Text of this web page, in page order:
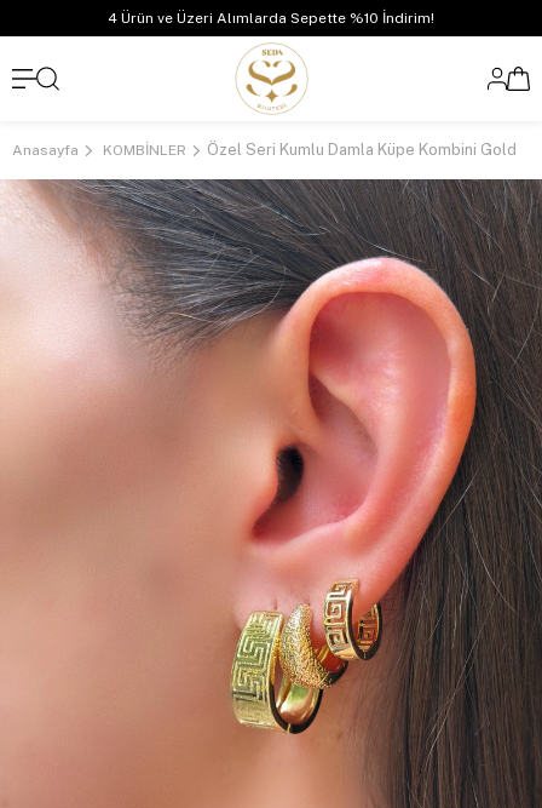
4 Ürün ve Üzeri Alımlarda Sepette %10 İndirim!
Anasayfa KOMBİNLER Özel Seri Kumlu Damla Küpe Kombini Gold